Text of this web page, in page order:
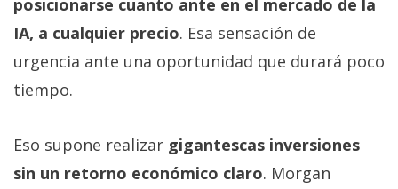
posicionarse cuanto ante en el mercado de la
IA, a cualquier precio. Esa sensación de
urgencia ante una oportunidad que durará poco
tiempo.
Eso supone realizar gigantescas inversiones
sin un retorno económico claro. Morgan